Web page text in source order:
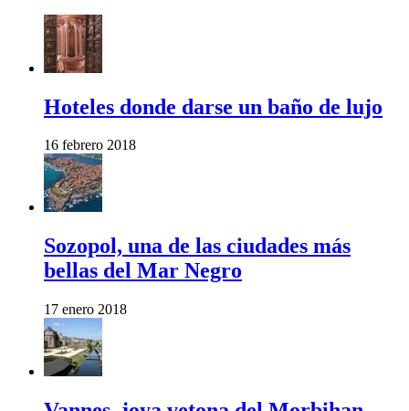
Hoteles donde darse un baño de lujo
16 febrero 2018
Sozopol, una de las ciudades más
bellas del Mar Negro
17 enero 2018